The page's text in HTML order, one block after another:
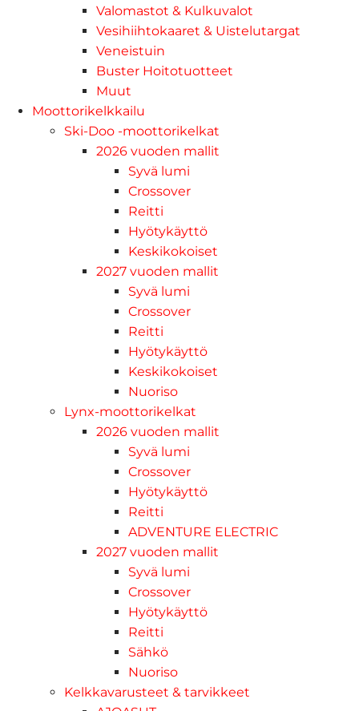
Valomastot & Kulkuvalot
Vesihiihtokaaret & Uistelutargat
Veneistuin
Buster Hoitotuotteet
Muut
Moottorikelkkailu
Ski-Doo -moottorikelkat
2026 vuoden mallit
Syvä lumi
Crossover
Reitti
Hyötykäyttö
Keskikokoiset
2027 vuoden mallit
Syvä lumi
Crossover
Reitti
Hyötykäyttö
Keskikokoiset
Nuoriso
Lynx-moottorikelkat
2026 vuoden mallit
Syvä lumi
Crossover
Hyötykäyttö
Reitti
ADVENTURE ELECTRIC
2027 vuoden mallit
Syvä lumi
Crossover
Hyötykäyttö
Reitti
Sähkö
Nuoriso
Kelkkavarusteet & tarvikkeet